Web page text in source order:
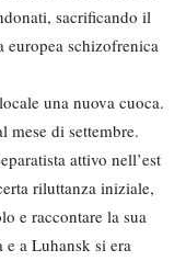
sacrificando il
europea schizofrenica
una nuova cuoca.
mese di settembre.
attivo nell’est
riluttanza iniziale,
e raccontare la sua
a Luhansk si era